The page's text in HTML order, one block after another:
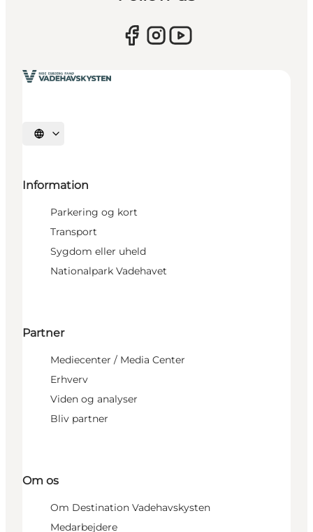
Vælg sprog
Information
Parkering og kort
Transport
Sygdom eller uheld
Nationalpark Vadehavet
Partner
Mediecenter / Media Center
Erhverv
Viden og analyser
Bliv partner
Om os
Om Destination Vadehavskysten
Medarbejdere